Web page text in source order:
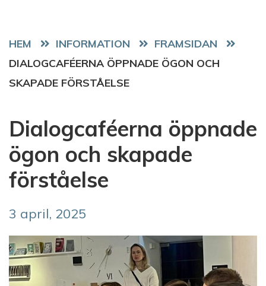
HEM
FRAMSIDAN
DIALOGCAFÉERNA ÖPPNADE ÖGON OCH
SKAPADE FÖRSTÅELSE
Dialogcaféerna öppnade
ögon och skapade
förståelse
3 april, 2025